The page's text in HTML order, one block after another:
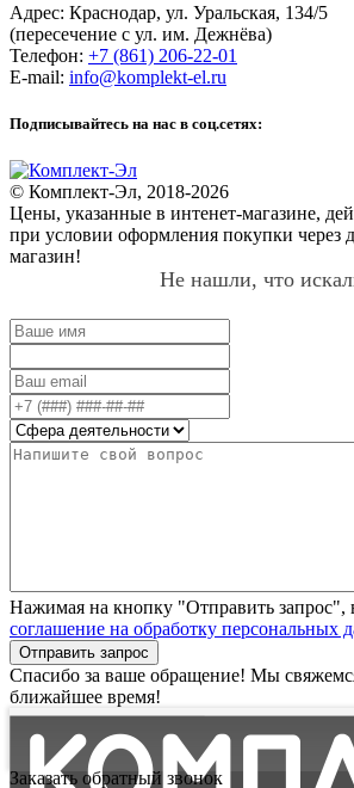
Адрес: Краснодар, ул. Уральская, 134/5
(пересечение с ул. им. Дежнёва)
Телефон: +7 (861) 206-22-01
E-mail: info@komplekt-el.ru
Подписывайтесь на нас в соц.сетях:
© Комплект-Эл, 2018-2026
Цены, указанные в интенет-магазине,
при условии оформления покупки через
магазин!
Не нашли, что
Нажимая на кнопку "Отправить запрос",
соглашение на обработку персональных
Отправить запрос
Спасибо за ваше обращение! Мы
ближайшее время!
Заказать обратный звонок